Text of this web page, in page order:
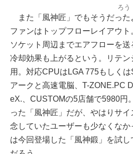
ろう
また「風神匠」でもそうだった
ファンはトップフローレイアウ
ソケット周辺までエアフローを
冷却効果も上がるという。リテ
用。対応CPUはLGA 775もしく
アークと高速電脳、T-ZONE.PC
eX.、CUSTOMの5店舗で5980円
った「風神匠」だが、やはりサ
念していたユーザーも少なくな
は今回登場した「風神鍛」を試